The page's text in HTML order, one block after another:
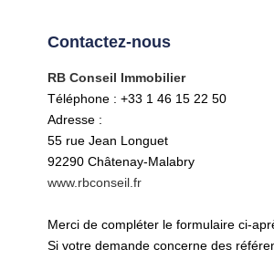
Contactez-nous
RB Conseil Immobilier
Téléphone : +33 1 46 15 22 50
Adresse :
55 rue Jean Longuet
92290 Châtenay-Malabry
www.rbconseil.fr
Merci de compléter le formulaire ci-
Si votre demande concerne des